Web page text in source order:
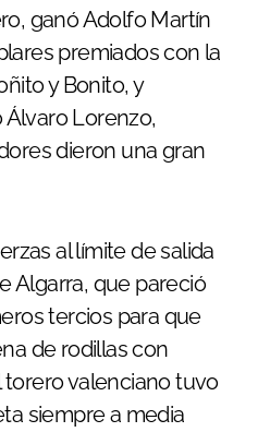
ganó Adolfo Martín
premiados con la
y Bonito, y
Lorenzo,
dieron una gran
al límite de salida
Algarra, que pareció
tercios para que
de rodillas con
torero valenciano tuvo
siempre a media